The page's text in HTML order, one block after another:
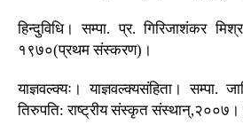
हिन्दुविधि। सम्पा. प्र. गिरिजाशंकर
१९७०(प्रथम संस्करण)।
याज्ञवल्क्यः। याज्ञवल्क्यसंहिता। सम्पा.
तिरुपति: राष्ट्रीय संस्कृत संस्थान्,२००७।